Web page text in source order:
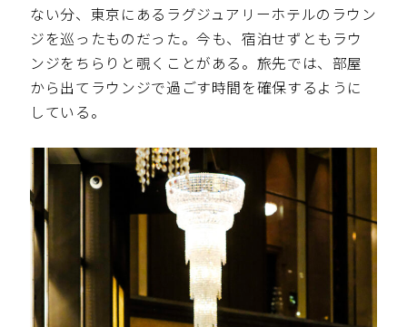
ない分、東京にあるラグジュアリーホテルのラウン
ジを巡ったものだった。今も、宿泊せずともラウ
ンジをちらりと覗くことがある。旅先では、部屋
から出てラウンジで過ごす時間を確保するように
している。